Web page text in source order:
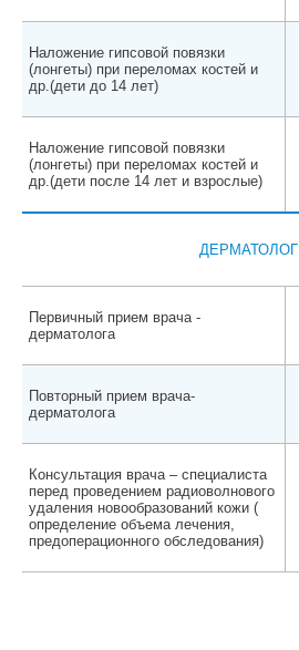
Наложение гипсовой повязки
(лонгеты) при переломах костей и
др.(дети до 14 лет)
Наложение гипсовой повязки
(лонгеты) при переломах костей и
др.(дети после 14 лет и взрослые)
ДЕРМАТОЛОГ
Первичный прием врача -
дерматолога
Повторный прием врача-
дерматолога
Консультация врача – специалиста
перед проведением радиоволнового
удаления новообразований кожи (
определение объема лечения,
предоперационного обследования)